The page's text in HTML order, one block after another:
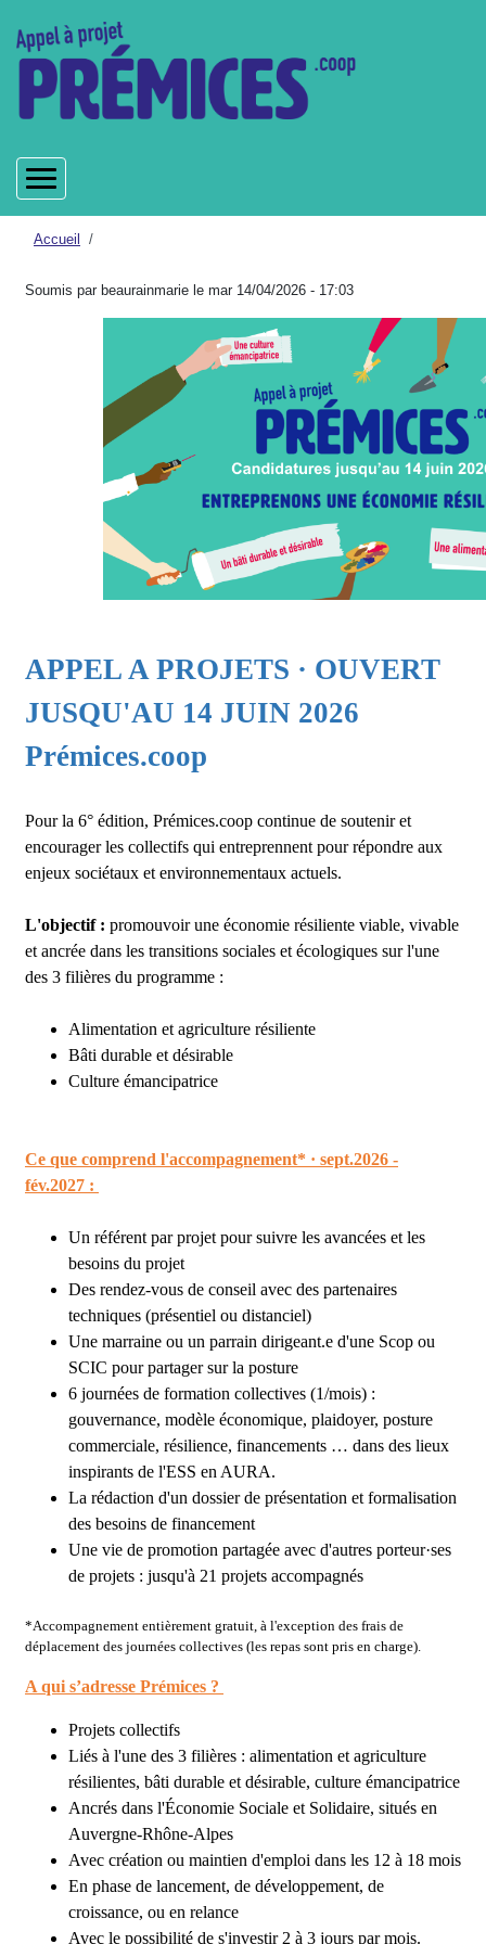
au
contenu
principal
Fil
d'Ariane
Accueil
Soumis par beaurainmarie le mar 14/04/2026 - 17:03
APPEL A PROJETS · OUVERT
JUSQU'AU 14 JUIN 2026
Prémices.coop
Pour la 6° édition, Prémices.coop continue de soutenir et
encourager les collectifs qui entreprennent pour répondre aux
enjeux sociétaux et environnementaux actuels.
L'objectif : promouvoir une économie résiliente viable, vivable
et ancrée dans les transitions sociales et écologiques sur l'une
des 3 filières du programme :
Alimentation et agriculture résiliente
Bâti durable et désirable
Culture émancipatrice
Ce que comprend l'accompagnement* · sept.2026 -
fév.2027 :
Un référent par projet pour suivre les avancées et les
besoins du projet
Des rendez-vous de conseil avec des partenaires
techniques (présentiel ou distanciel)
Une marraine ou un parrain dirigeant.e d'une Scop ou
SCIC pour partager sur la posture
6 journées de formation collectives (1/mois) :
gouvernance, modèle économique, plaidoyer, posture
commerciale, résilience, financements … dans des lieux
inspirants de l'ESS en AURA.
La rédaction d'un dossier de présentation et formalisation
des besoins de financement
Une vie de promotion partagée avec d'autres porteur·ses
de projets : jusqu'à 21 projets accompagnés
*Accompagnement entièrement gratuit, à l'exception des frais de
déplacement des journées collectives (les repas sont pris en charge).
A qui s’adresse Prémices ?
Projets collectifs
Liés à l'une des 3 filières : alimentation et agriculture
résilientes, bâti durable et désirable, culture émancipatrice
Ancrés dans l'Économie Sociale et Solidaire, situés en
Auvergne-Rhône-Alpes
Avec création ou maintien d'emploi dans les 12 à 18 mois
En phase de lancement, de développement, de
croissance, ou en relance
Avec le possibilité de s'investir 2 à 3 jours par mois.